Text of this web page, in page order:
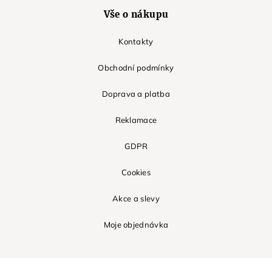
Vše o nákupu
Kontakty
Obchodní podmínky
Doprava a platba
Reklamace
GDPR
Cookies
Akce a slevy
Moje objednávka